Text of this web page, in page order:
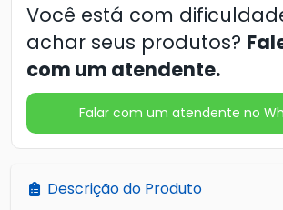
Você está com
achar seus produtos?
com um atendente.
Falar com um atendente no
Descrição do Produto